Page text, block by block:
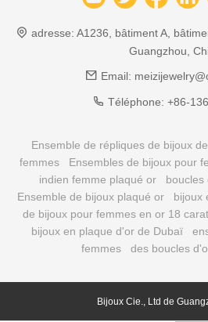
adresse: A1236, bâtiment A,
Guangzhou,
Email:
Téléphone: +86-
Ensemble de répliques de bijoux
femmes
Ensembles de bijoux pour
indien femme plaqué or
boucles
Ensemble de bijoux plaqué or
bijoux
de bijoux pour femmes en or 18
bijoux en plaque d'or de Dubaï
femmes
des boucles
Bijoux Cie., Ltd de